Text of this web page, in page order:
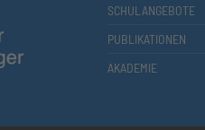
SCHULANGEBOTE
PUBLIKATIONEN
AKADEMIE